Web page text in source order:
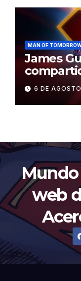
MAN OF
James
al traje
6 DE
Mundo
web